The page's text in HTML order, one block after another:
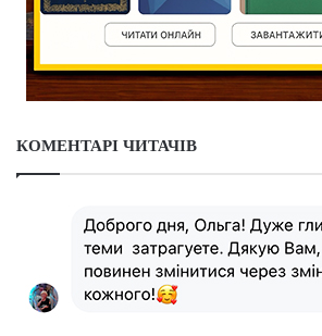
КОМЕНТАРІ ЧИТАЧІВ